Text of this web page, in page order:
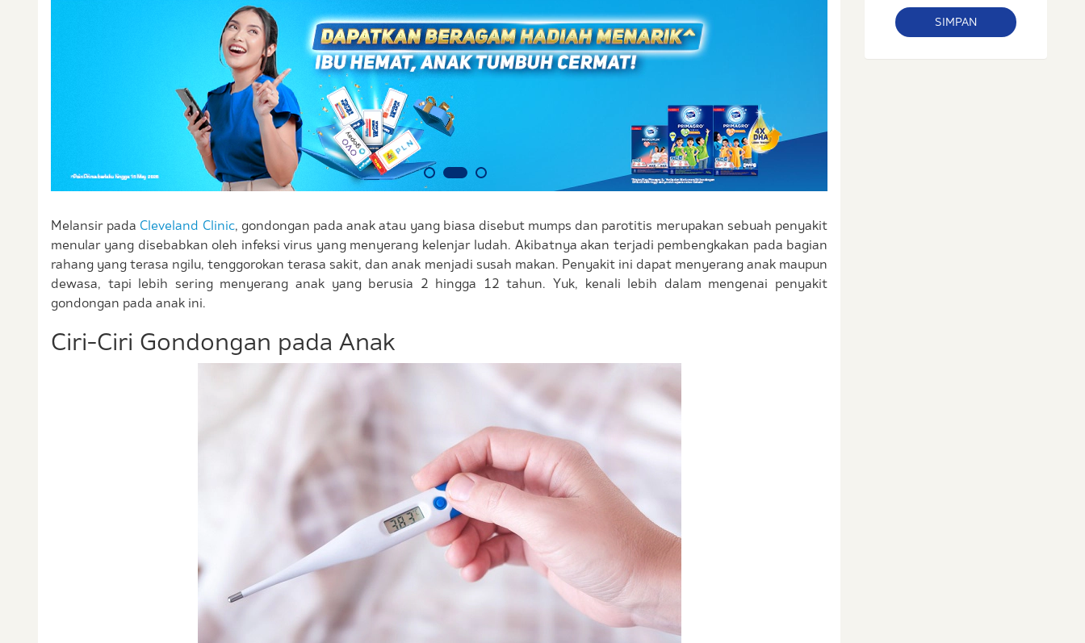
Melansir pada Cleveland Clinic, gondongan pada anak atau yang biasa disebut mumps dan parotitis merupakan sebuah penyakit
menular yang disebabkan oleh infeksi virus yang menyerang kelenjar ludah. Akibatnya akan terjadi pembengkakan pada bagian
rahang yang terasa ngilu, tenggorokan terasa sakit, dan anak menjadi susah makan. Penyakit ini dapat menyerang anak maupun
dewasa, tapi lebih sering menyerang anak yang berusia 2 hingga 12 tahun. Yuk, kenali lebih dalam mengenai penyakit
gondongan pada anak ini.
Ciri-Ciri Gondongan pada Anak